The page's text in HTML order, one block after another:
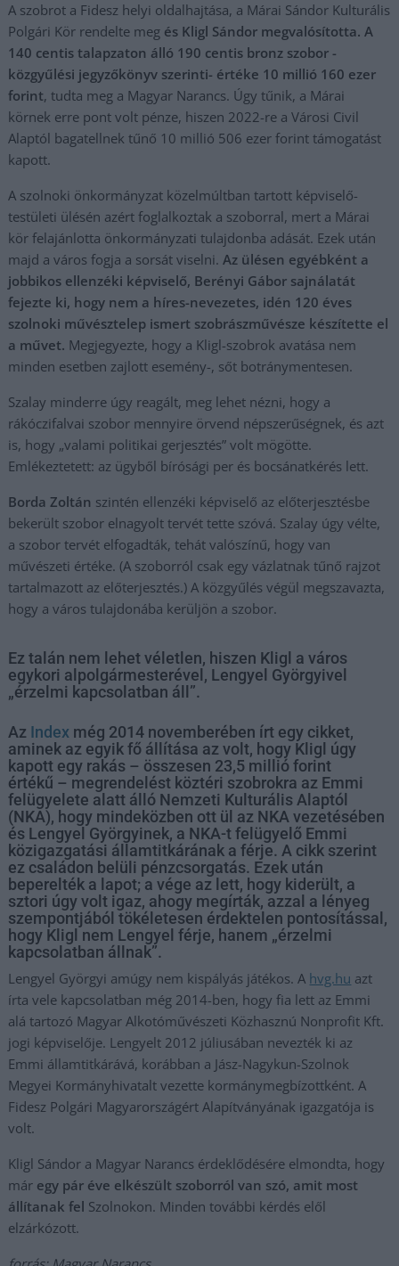
A szobrot a Fidesz helyi oldalhajtása, a Márai Sándor Kulturális
Polgári Kör rendelte meg és Kligl Sándor megvalósította. A
140 centis talapzaton álló 190 centis bronz szobor -
közgyűlési jegyzőkönyv szerinti- értéke 10 millió 160 ezer
forint, tudta meg a Magyar Narancs. Úgy tűnik, a Márai
körnek erre pont volt pénze, hiszen 2022-re a Városi Civil
Alaptól bagatellnek tűnő 10 millió 506 ezer forint támogatást
kapott.
A szolnoki önkormányzat közelmúltban tartott képviselő-
testületi ülésén azért foglalkoztak a szoborral, mert a Márai
kör felajánlotta önkormányzati tulajdonba adását. Ezek után
majd a város fogja a sorsát viselni.Az ülésen egyébként a
jobbikos ellenzéki képviselő, Berényi Gábor sajnálatát
fejezte ki, hogy nem a híres-nevezetes, idén 120 éves
szolnoki művésztelep ismert szobrászművésze készítette el
a művet. Megjegyezte, hogy a Kligl-szobrok avatása nem
minden esetben zajlott esemény-, sőt botránymentesen.
Szalay minderre úgy reagált, meg lehet nézni, hogy a
rákóczifalvai szobor mennyire örvend népszerűségnek, és azt
is, hogy „valami politikai gerjesztés” volt mögötte.
Emlékeztetett: az ügyből bírósági per és bocsánatkérés lett.
Borda Zoltán szintén ellenzéki képviselő az előterjesztésbe
bekerült szobor elnagyolt tervét tette szóvá. Szalay úgy vélte,
a szobor tervét elfogadták, tehát valószínű, hogy van
művészeti értéke. (A szoborról csak egy vázlatnak tűnő rajzot
tartalmazott az előterjesztés.) A közgyűlés végül megszavazta,
hogy a város tulajdonába kerüljön a szobor.
Ez talán nem lehet véletlen, hiszen Kligl a város
egykori alpolgármesterével, Lengyel Györgyivel
„érzelmi kapcsolatban áll”.
Az Index még 2014 novemberében írt egy cikket,
aminek az egyik fő állítása az volt, hogy Kligl úgy
kapott egy rakás – összesen 23,5 millió forint
értékű – megrendelést köztéri szobrokra az Emmi
felügyelete alatt álló Nemzeti Kulturális Alaptól
(NKA), hogy mindeközben ott ül az NKA vezetésében
és Lengyel Györgyinek, a NKA-t felügyelő Emmi
közigazgatási államtitkárának a férje. A cikk szerint
ez családon belüli pénzcsorgatás. Ezek után
beperelték a lapot; a vége az lett, hogy kiderült, a
sztori úgy volt igaz, ahogy megírták, azzal a lényeg
szempontjából tökéletesen érdektelen pontosítással,
hogy Kligl nem Lengyel férje, hanem „érzelmi
kapcsolatban állnak”.
Lengyel Györgyi amúgy nem kispályás játékos. A hvg.hu azt
írta vele kapcsolatban még 2014-ben, hogy fia lett az Emmi
alá tartozó Magyar Alkotóművészeti Közhasznú Nonprofit Kft.
jogi képviselője. Lengyelt 2012 júliusában nevezték ki az
Emmi államtitkárává, korábban a Jász-Nagykun-Szolnok
Megyei Kormányhivatalt vezette kormánymegbízottként. A
Fidesz Polgári Magyarországért Alapítványának igazgatója is
volt.
Kligl Sándor a Magyar Narancs érdeklődésére elmondta, hogy
már egy pár éve elkészült szoborról van szó, amit most
állítanak fel Szolnokon. Minden további kérdés elől
elzárkózott.